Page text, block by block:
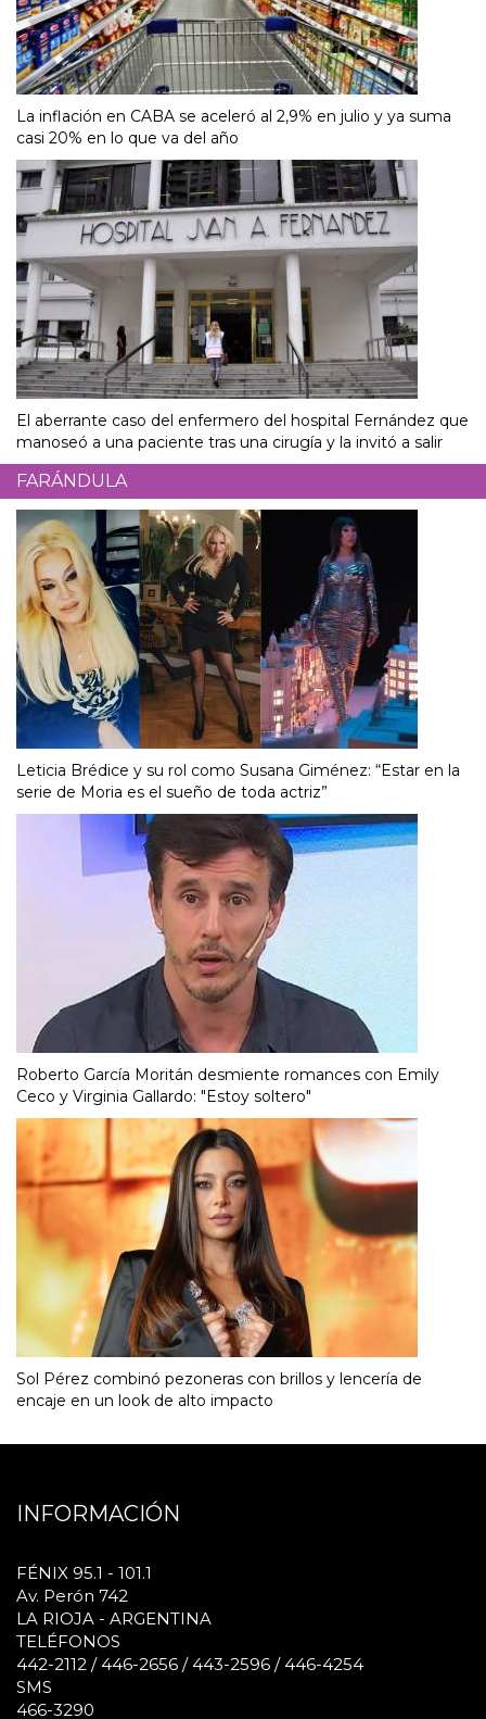
La inflación en CABA se aceleró al 2,9% en julio y ya suma
casi 20% en lo que va del año
El aberrante caso del enfermero del hospital Fernández que
manoseó a una paciente tras una cirugía y la invitó a salir
FARÁNDULA
Leticia Brédice y su rol como Susana Giménez: “Estar en la
serie de Moria es el sueño de toda actriz”
Roberto García Moritán desmiente romances con Emily
Ceco y Virginia Gallardo: "Estoy soltero"
Sol Pérez combinó pezoneras con brillos y lencería de
encaje en un look de alto impacto
INFORMACIÓN
FÉNIX 95.1 - 101.1
Av. Perón 742
LA RIOJA - ARGENTINA
TELÉFONOS
442-2112 / 446-2656 / 443-2596 / 446-4254
SMS
466-3290